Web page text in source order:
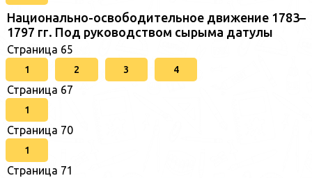
Национально-освободительное движение 1783–
1797 гг. Под руководством сырыма датулы
Страница 65
1 2 3 4
Страница 67
1
Страница 70
1
Страница 71